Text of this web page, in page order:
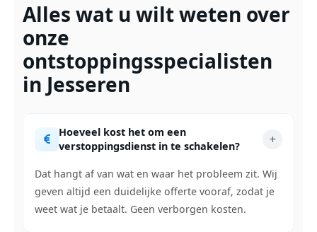
Alles wat u wilt weten over
onze
ontstoppingsspecialisten
in Jesseren
Hoeveel kost het om een
verstoppingsdienst in te schakelen?
Dat hangt af van wat en waar het probleem zit. Wij
geven altijd een duidelijke offerte vooraf, zodat je
weet wat je betaalt. Geen verborgen kosten.